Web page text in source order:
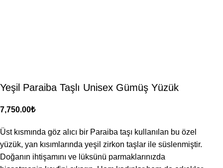
Yeşil Paraiba Taşlı Unisex Gümüş Yüzük
₺
Üst kısmında göz alıcı bir Paraiba taşı kullanılan bu özel
yüzük, yan kısımlarında yeşil zirkon taşlar ile süslenmiştir.
Doğanın ihtişamını ve lüksünü parmaklarınızda